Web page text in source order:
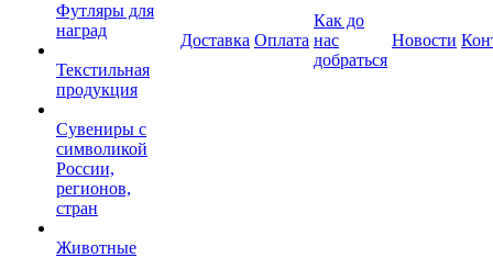
Футляры для
наград
Текстильная
продукция
Сувениры с
символикой
России,
регионов,
стран
Животные
Доставка Оплата
Как до
нас
добраться
Новости